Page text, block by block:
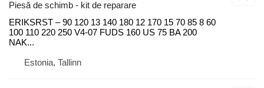
Piesă de schimb - kit de reparare
ERIKSRST – 90 120 13 140 180 12 170 15 70 85 8 60
100 110 220 250 V4-07 FUDS 160 US 75 BA 200
NAK...
Estonia, Tallinn